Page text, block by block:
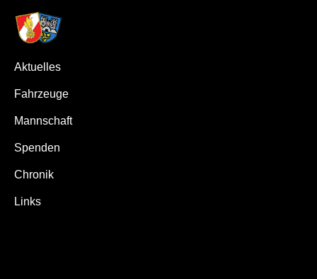
Aktuelles
Fahrzeuge
Mannschaft
Spenden
Chronik
Links